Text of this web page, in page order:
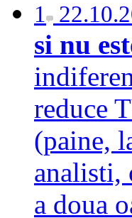
1
si nu
reduce
(paine,
analisti,
a doua